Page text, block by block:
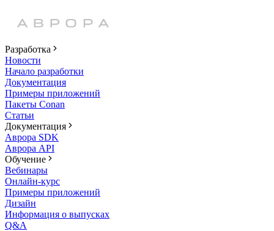
Разработка
Новости
Начало разработки
Документация
Примеры приложений
Пакеты Conan
Статьи
Документация
Аврора SDK
Аврора API
Обучение
Вебинары
Онлайн-курс
Примеры приложений
Дизайн
Информация о выпусках
Q&A